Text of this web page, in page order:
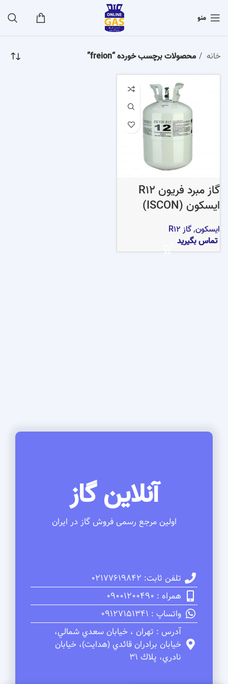
منو
خانه محصولات برچسب خورده “freion”
گاز مبرد فریون R12
ایسکون (ISCON)
ایسکون,گاز R12
تماس بگیرید
آنلاین گاز
اولین مرجع رسمی فروش گاز در ایران
تلفن ثابت: 02177619842
همراه : 09001200490
واتساپ : 09127151341
آدرس : تهران ، خيابان سعدي شمالي،
خيابان برادران قائدي (هدايت)، خيابان
نادري، پلاك 31